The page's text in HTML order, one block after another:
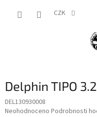
CZK
Delphin TIPO
DEL130930008
Průměrné
Neohodnoceno Podrobnosti